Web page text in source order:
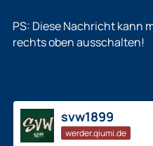
PS: Diese Nachricht kann
rechts oben ausschalten!
svw1899
werder.qiumi.de